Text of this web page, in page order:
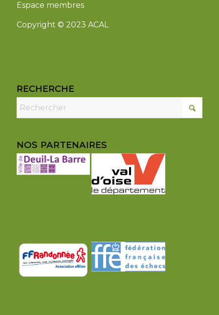
Espace membres
Copyright © 2023 ACAL
RECHERCHE
NOS PARTENAIRES